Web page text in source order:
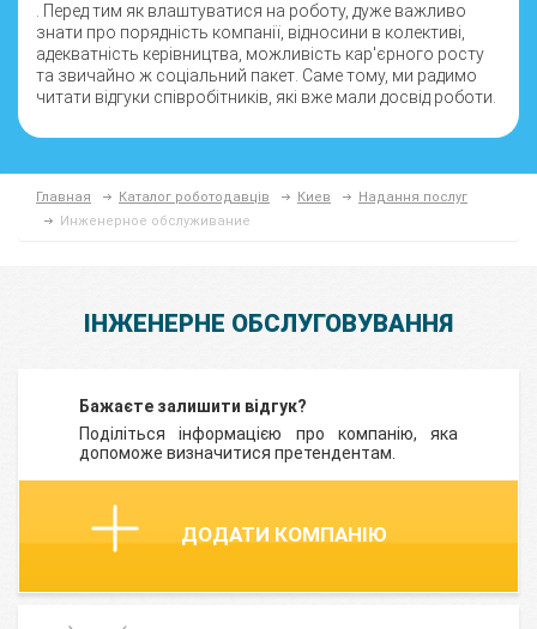
. Перед тим як влаштуватися на роботу, дуже важливо
знати про порядність компанії, відносини в колективі,
адекватність керівництва, можливість кар'єрного росту
та звичайно ж соціальний пакет. Саме тому, ми радимо
читати відгуки співробітників, які вже мали досвід роботи.
Главная Каталог роботодавців Киев
Надання послуг
Инженерное обслуживание
ІНЖЕНЕРНЕ ОБСЛУГОВУВАННЯ
Бажаєте залишити відгук?
Поділіться інформацією про компанію, яка
допоможе визначитися претендентам.
ДОДАТИ КОМПАНІЮ